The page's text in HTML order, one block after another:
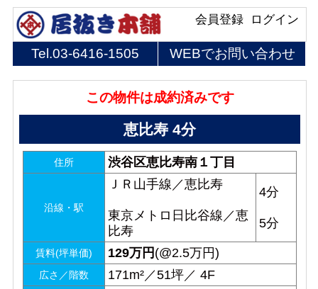
ログイン
会員登録
Tel.03-6416-1505 WEBでお問い合わせ
この物件は成約済みです
恵比寿 4分
住所 渋谷区恵比寿南１丁目
沿線・駅
ＪＲ山手線／恵比寿
東京メトロ日比谷線／恵
比寿
4分
5分
賃料(坪単価) 129万円 (@2.5万円)
広さ／階数 171m²／51坪／ 4F